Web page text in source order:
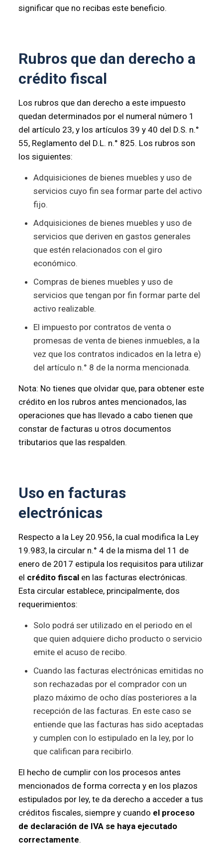
significar que no recibas este beneficio.
Rubros que dan derecho a
crédito fiscal
Los rubros que dan derecho a este impuesto
quedan determinados por el numeral número 1
del artículo 23, y los artículos 39 y 40 del D.S. n.°
55, Reglamento del D.L. n.° 825. Los rubros son
los siguientes:
Adquisiciones de bienes muebles y uso de
servicios cuyo fin sea formar parte del activo
fijo.
Adquisiciones de bienes muebles y uso de
servicios que deriven en gastos generales
que estén relacionados con el giro
económico.
Compras de bienes muebles y uso de
servicios que tengan por fin formar parte del
activo realizable.
El impuesto por contratos de venta o
promesas de venta de bienes inmuebles, a la
vez que los contratos indicados en la letra e)
del artículo n.° 8 de la norma mencionada.
Nota: No tienes que olvidar que, para obtener este
crédito en los rubros antes mencionados, las
operaciones que has llevado a cabo tienen que
constar de facturas u otros documentos
tributarios que las respalden.
Uso en facturas
electrónicas
Respecto a la Ley 20.956, la cual modifica la Ley
19.983, la circular n.° 4 de la misma del 11 de
enero de 2017 estipula los requisitos para utilizar
el crédito fiscalen las facturas electrónicas.
Esta circular establece, principalmente, dos
requerimientos:
Solo podrá ser utilizado en el periodo en el
que quien adquiere dicho producto o servicio
emite el acuso de recibo.
Cuando las facturas electrónicas emitidas no
son rechazadas por el comprador con un
plazo máximo de ocho días posteriores a la
recepción de las facturas. En este caso se
entiende que las facturas has sido aceptadas
y cumplen con lo estipulado en la ley, por lo
que califican para recibirlo.
El hecho de cumplir con los procesos antes
mencionados de forma correcta y en los plazos
estipulados por ley, te da derecho a acceder a tus
créditos fiscales, siempre y cuando el proceso
de declaración de IVA se haya ejecutado
correctamente.